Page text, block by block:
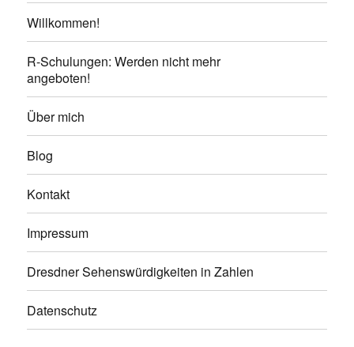
Willkommen!
R-Schulungen: Werden nicht mehr
angeboten!
Über mich
Blog
Kontakt
Impressum
Dresdner Sehenswürdigkeiten in Zahlen
Datenschutz